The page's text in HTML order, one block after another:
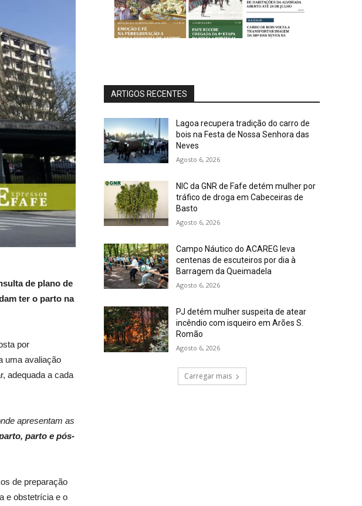
de plano de
ter o parto na
por
uma avaliação
adequada a cada
apresentam as
parto e pós-
de preparação
e obstetrícia e o
ARTIGOS RECENTES
Lagoa recupera tradição do carro de
bois na Festa de Nossa Senhora das
Neves
Agosto 6, 2026
NIC da GNR de Fafe detém mulher por
tráfico de droga em Cabeceiras de
Basto
Agosto 6, 2026
Campo Náutico do ACAREG leva
centenas de escuteiros por dia à
Barragem da Queimadela
Agosto 6, 2026
PJ detém mulher suspeita de atear
incêndio com isqueiro em Arões S.
Romão
Agosto 6, 2026
Carregar mais